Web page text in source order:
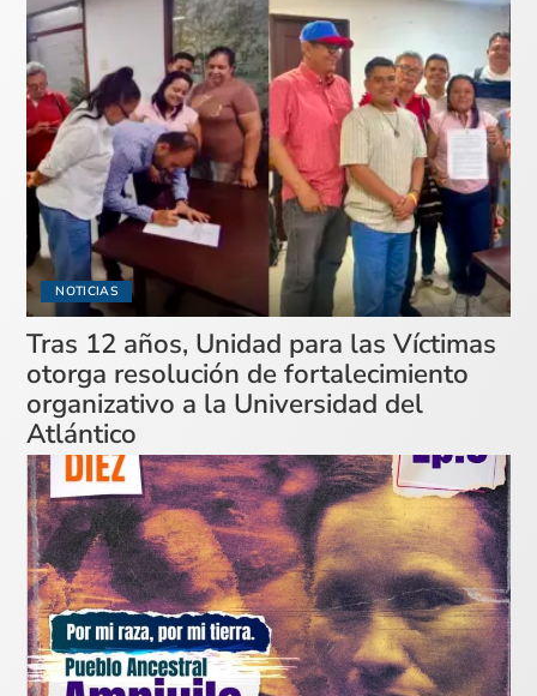
NOTICIAS
Tras 12 años, Unidad para las Víctimas
otorga resolución de fortalecimiento
organizativo a la Universidad del
Atlántico